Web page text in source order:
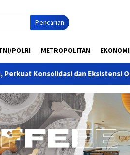
Pencarian
POLRI METROPOLITAN EKONOMI
dan Eksistensi Organisasi